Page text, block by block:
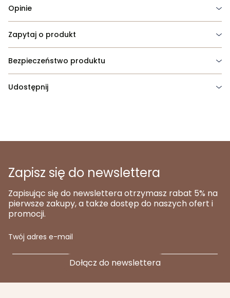
Opinie
Zapytaj o produkt
Bezpieczeństwo produktu
Udostępnij
Zapisz się do newslettera
Zapisując się do newslettera otrzymasz rabat 5% na
pierwsze zakupy, a także dostęp do naszych ofert i
promocji.
Twój adres e-mail